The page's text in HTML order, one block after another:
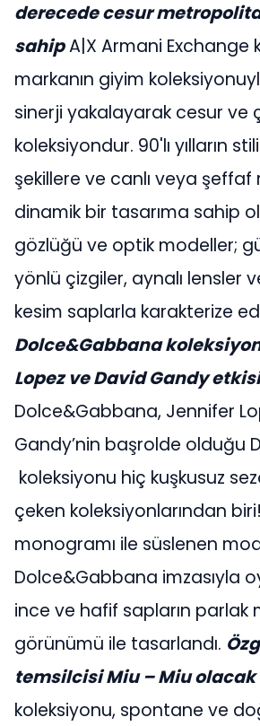
derecede cesur
sahipA|X Armani Exchange
markanın giyim
sinerji yakalayarak cesur ve
koleksiyondur. 90'lı yılların
şekillere ve canlı veya şeffaf
dinamik bir tasarıma sahip
gözlüğü ve optik modeller;
yönlü çizgiler, aynalı lensler
kesim saplarla karakterize
Dolce&Gabbana
Lopez ve David Gandy etkisi
Dolce&Gabbana, Jennifer
Gandy’nin başrolde olduğu
koleksiyonu hiç kuşkusuz
çeken koleksiyonlarından
monogramı ile süslenen
Dolce&Gabbana imzasıyla
ince ve hafif sapların parlak
görünümü ile tasarlandı.
temsilcisi Miu – Miu olacak
koleksiyonu, spontane ve